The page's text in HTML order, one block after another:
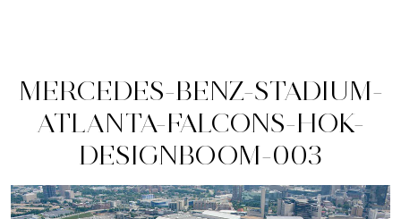
MERCEDES-BENZ-STADIUM-
ATLANTA-FALCONS-HOK-
DESIGNBOOM-003